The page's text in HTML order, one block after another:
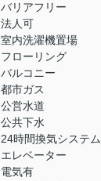
バリアフリー
法人可
室内洗濯機置場
フローリング
バルコニー
都市ガス
公営水道
公共下水
24時間換気システム
エレベーター
電気有